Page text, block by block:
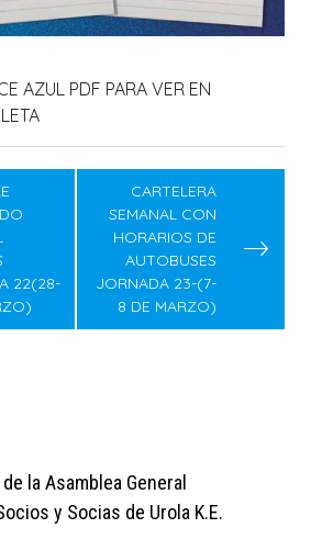
AZUL PDF PARA VER EN
22(28-
CARTELERA
SEMANAL CON
HORARIOS DE
AUTOBUSES
JORNADA 23-(7-
8 DE MARZO)
la Asamblea General
y Socias de Urola K.E.